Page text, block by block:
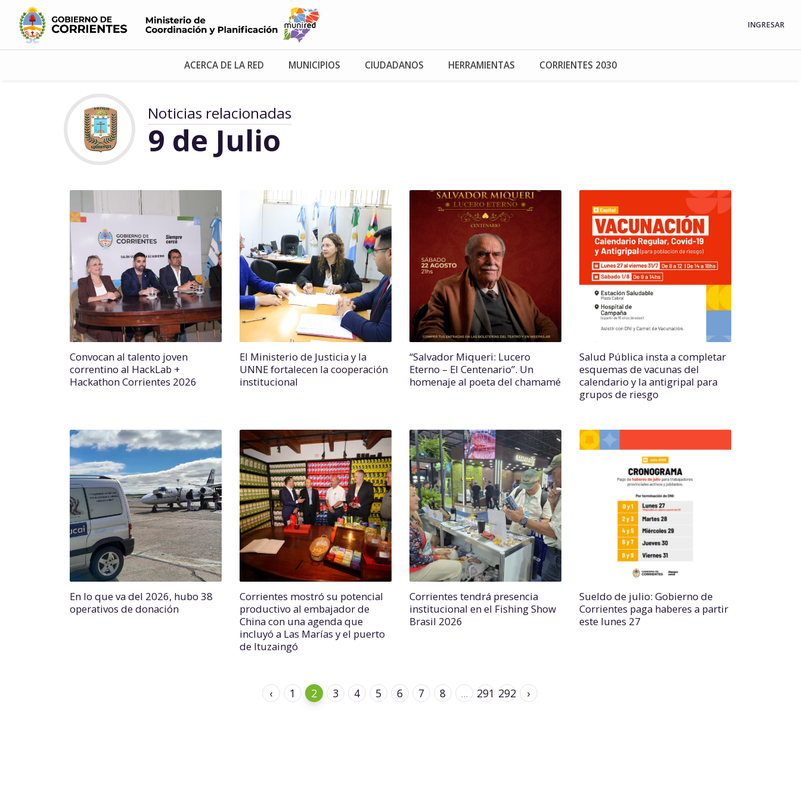
INGRESAR
ACERCA DE LA RED MUNICIPIOS CIUDADANOS HERRAMIENTAS CORRIENTES 2030
Noticias relacionadas
9 de Julio
Convocan al talento joven
correntino al HackLab +
Hackathon Corrientes 2026
El Ministerio de Justicia y la
UNNE fortalecen la cooperación
institucional
“Salvador Miqueri: Lucero
Eterno – El Centenario”. Un
homenaje al poeta del chamamé
Salud Pública insta a completar
esquemas de vacunas del
calendario y la antigripal para
grupos de riesgo
En lo que va del 2026, hubo 38
operativos de donación
Corrientes mostró su potencial
productivo al embajador de
China con una agenda que
incluyó a Las Marías y el puerto
de Ituzaingó
Corrientes tendrá presencia
institucional en el Fishing Show
Brasil 2026
Sueldo de julio: Gobierno de
Corrientes paga haberes a partir
este lunes 27
‹ 1 2 3 4 5 6 7 8 ... 291 292 ›